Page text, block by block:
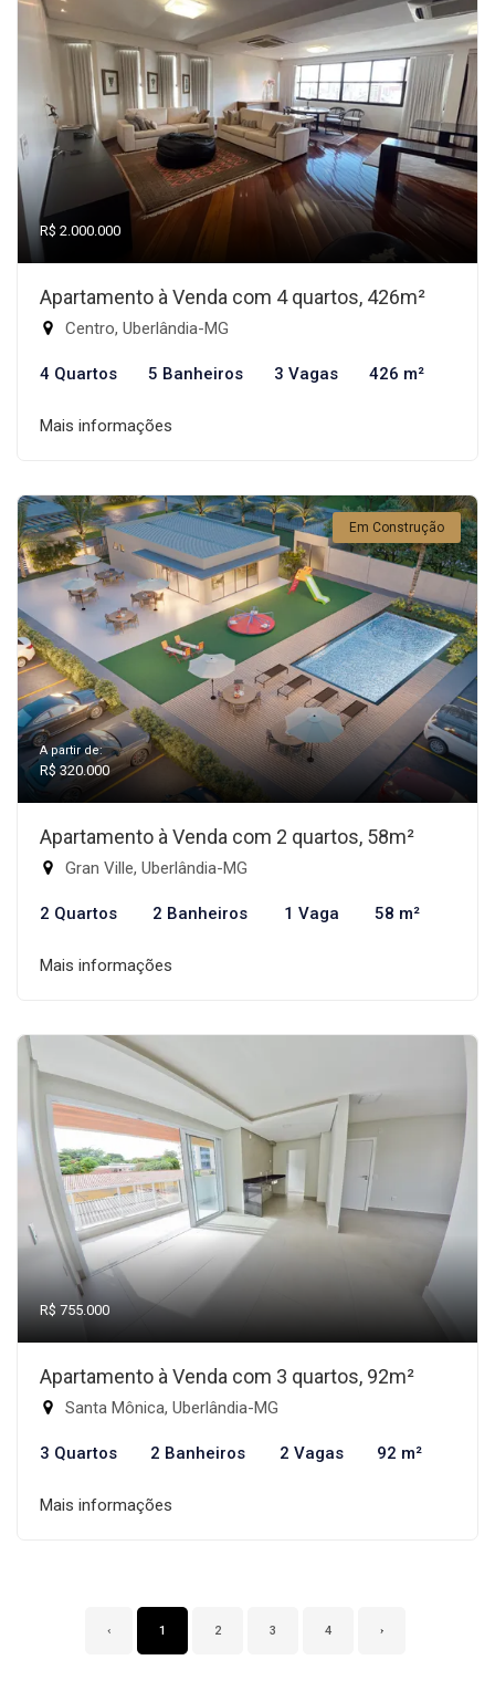
R$ 2.000.000
Apartamento à Venda com 4 quartos, 426m²
Centro, Uberlândia-MG
4 Quartos 5 Banheiros 3 Vagas 426 m²
Mais informações
Em Construção
A partir de:
R$ 320.000
Apartamento à Venda com 2 quartos, 58m²
Gran Ville, Uberlândia-MG
2 Quartos 2 Banheiros 1 Vaga 58 m²
Mais informações
R$ 755.000
Apartamento à Venda com 3 quartos, 92m²
Santa Mônica, Uberlândia-MG
3 Quartos 2 Banheiros 2 Vagas 92 m²
Mais informações
‹ 1 2 3 4 ›